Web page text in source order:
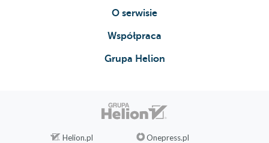
O serwisie
Współpraca
Grupa Helion
Helion.pl
Onepress.pl